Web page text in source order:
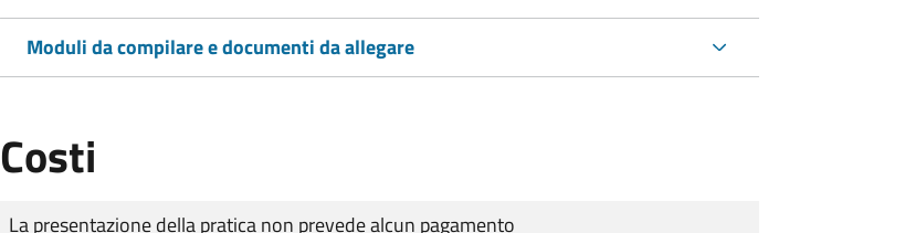
Moduli da compilare e documenti da allegare
Costi
Tipo di pagamento
Importo
La presentazione della pratica non prevede alcun pagamento